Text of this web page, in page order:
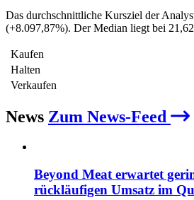
Das durchschnittliche Kursziel der
(+8.097,87%). Der Median liegt bei 21,62
Kaufen
Halten
Verkaufen
News Zum News-Feed
Beyond Meat erwartet
rückläufigen Umsatz im